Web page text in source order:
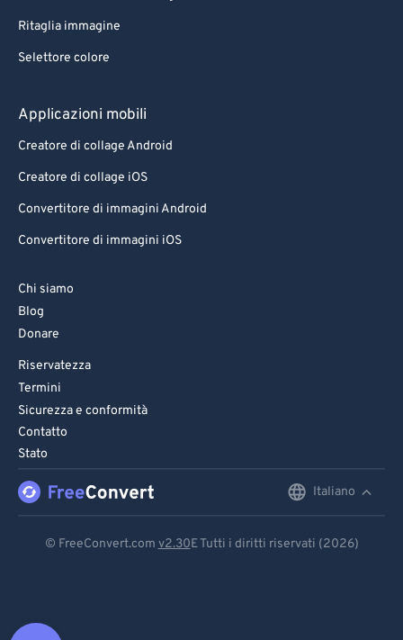
Ritaglia immagine
Selettore colore
Applicazioni mobili
Creatore di collage Android
Creatore di collage iOS
Convertitore di immagini Android
Convertitore di immagini iOS
Chi siamo
Blog
Donare
Riservatezza
Termini
Sicurezza e conformità
Contatto
Stato
Italiano
© FreeConvert.com v2.30E Tutti i diritti riservati (2026)